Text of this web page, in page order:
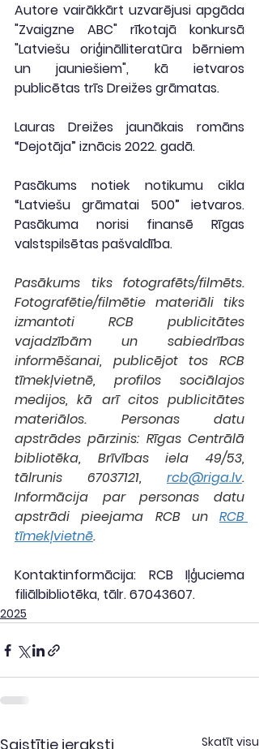
Autore vairākkārt uzvarējusi apgāda
"Zvaigzne ABC" rīkotajā konkursā
"Latviešu oriģinālliteratūra bērniem
un jauniešiem", kā ietvaros
publicētas trīs Dreižes grāmatas.
Lauras Dreižes jaunākais romāns
“Dejotāja” iznācis 2022. gadā.
Pasākums notiek notikumu cikla
“Latviešu grāmatai 500” ietvaros.
Pasākuma norisi finansē Rīgas
valstspilsētas pašvaldība.
Pasākums tiks fotografēts/filmēts.
Fotografētie/filmētie materiāli tiks
izmantoti RCB publicitātes
vajadzībām un sabiedrības
informēšanai, publicējot tos RCB
tīmekļvietnē, profilos sociālajos
medijos, kā arī citos publicitātes
materiālos. Personas datu
apstrādes pārzinis: Rīgas Centrālā
bibliotēka, Brīvības iela 49/53,
tālrunis 67037121, rcb@riga.lv.
Informācija par personas datu
apstrādi pieejama RCB un RCB
tīmekļvietnē.
Kontaktinformācija: RCB Iļģuciema
filiālbibliotēka, tālr. 67043607.
2025
Saistītie ieraksti Skatīt visu